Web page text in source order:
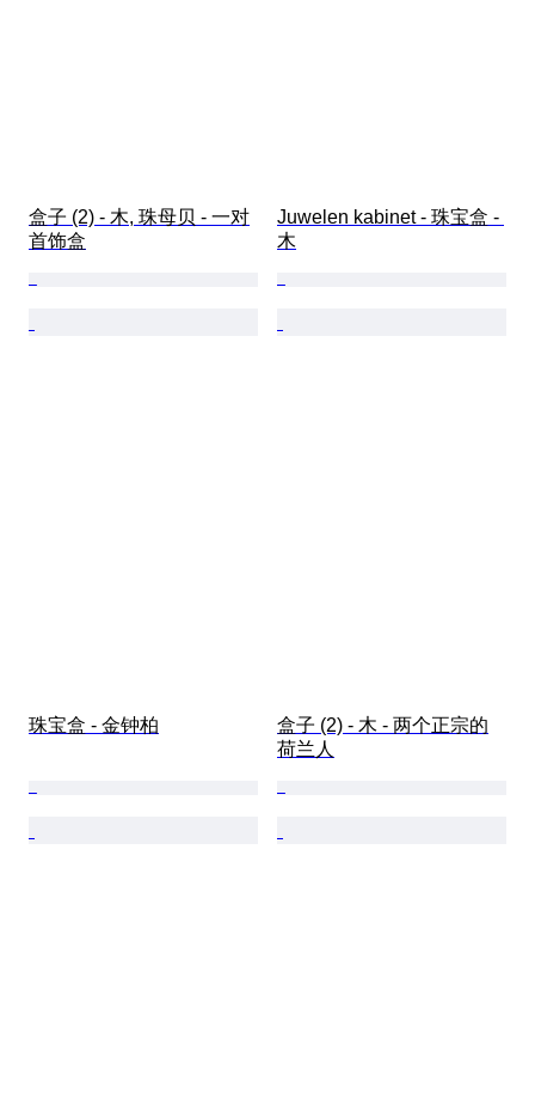
盒子 (2) - 木, 珠母贝 - 一对
首饰盒
Juwelen kabinet - 珠宝盒 -
木
珠宝盒 - 金钟柏
盒子 (2) - 木 - 两个正宗的
荷兰人